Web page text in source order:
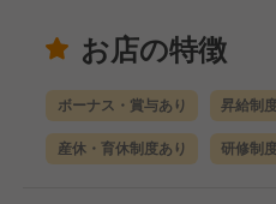
お店の特徴
ボーナス・賞与あり 昇給制
産休・育休制度あり 研修制